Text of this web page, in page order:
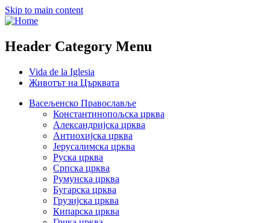
Skip to main content
Header Category Menu
Vida de la Iglesia
Животът на Църквата
Васељенско Православље
Константинопољска црква
Александријска црква
Антиохијска црква
Јерусалимска црква
Руска црква
Српска црква
Румунска црква
Бугарска црква
Грузијска црква
Кипарска црква